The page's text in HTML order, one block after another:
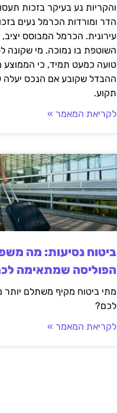
והקריות נע בעיקר בזכות
הדר ומורדות הכרמל נעים
עירונית. הכרמל המבוסס
השוטפת בו נמוכה. מי שקונה
טועה כמעט תמיד, כי הממוצע
ההבדל שקובע אם הנכס יעלה
תקוע.
לקריאת המאמר »
ביטוח נסיעות: מה
הפוליסה שמתאימה
מתי ביטוח מקיף משתלם
לכם?
לקריאת המאמר »